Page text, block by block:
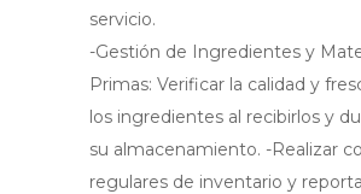
servicio.
-Gestión de Ingredientes y
Primas: Verificar la calidad y
los ingredientes al recibirlos y
su almacenamiento. -Realizar
regulares de inventario y